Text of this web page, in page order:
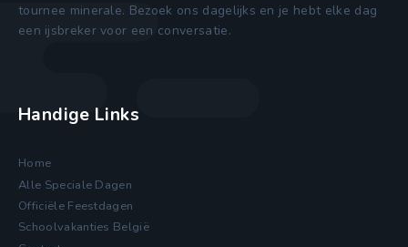
tournee minerale. Bezoek ons dagelijks en je hebt elke dag
een ijsbreker voor een conversatie.
Handige Links
Home
Alle Speciale Dagen
Officiële Feestdagen
Schoolvakanties België